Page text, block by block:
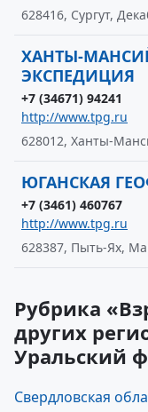
628416, Сургут,
ХАНТЫ-
ЭКСПЕДИЦИЯ
+7 (34671) 94241
http://www.tpg.ru
628012, Ханты-
ЮГАНСКАЯ
+7 (3461) 460767
http://www.tpg.ru
628387, Пыть-Ях,
Рубрика
других
Уральский
Свердловская